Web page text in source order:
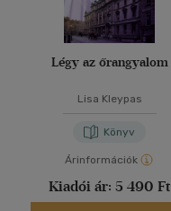
Légy az őrangyalom
Lisa Kleypas
Könyv
Árinformációk
Kiadói ár: 5 490 Ft